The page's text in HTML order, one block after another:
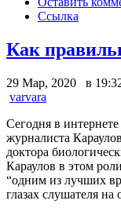
Ссылка
Как
29 Мар, 2020 в
varvara
Сегодня в
журналиста
доктора
Караулов в этом
“одним из лучших
глазах слушателя